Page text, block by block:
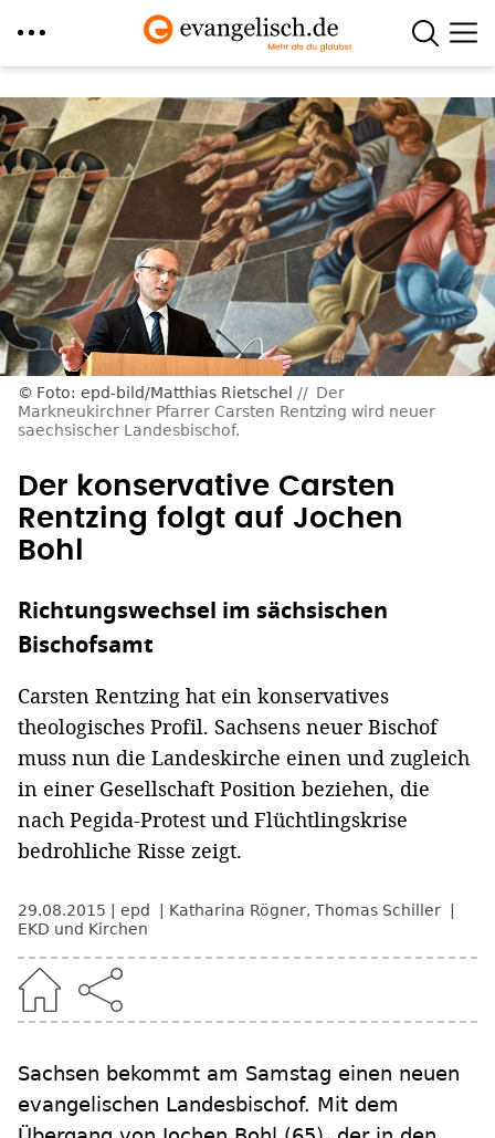
zum
Inhalt
Foto: epd-bild/Matthias Rietschel
Der
Markneukirchner Pfarrer Carsten Rentzing wird neuer
saechsischer Landesbischof.
Der konservative Carsten
Rentzing folgt auf Jochen
Bohl
Richtungswechsel im sächsischen
Bischofsamt
Carsten Rentzing hat ein konservatives
theologisches Profil. Sachsens neuer Bischof
muss nun die Landeskirche einen und zugleich
in einer Gesellschaft Position beziehen, die
nach Pegida-Protest und Flüchtlingskrise
bedrohliche Risse zeigt.
29.08.2015 epd
Katharina Rögner, Thomas Schiller
EKD und Kirchen
Sachsen bekommt am Samstag einen neuen
evangelischen Landesbischof. Mit dem